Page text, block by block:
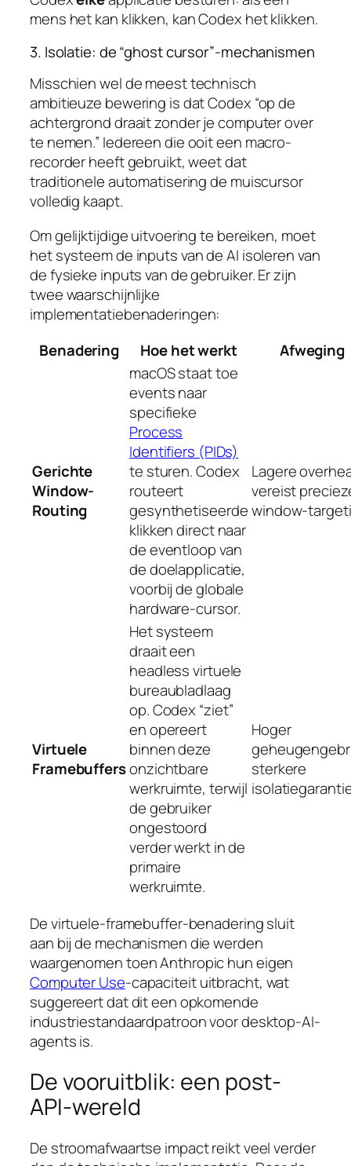
mens het kan klikken, kan Codex het klikken.
3. Isolatie: de “ghost cursor”-mechanismen
Misschien wel de meest technisch
ambitieuze bewering is dat Codex “op de
achtergrond draait zonder je computer over
te nemen.” Iedereen die ooit een macro-
recorder heeft gebruikt, weet dat
traditionele automatisering de muiscursor
volledig kaapt.
Om gelijktijdige uitvoering te bereiken, moet
het systeem de inputs van de AI isoleren van
de fysieke inputs van de gebruiker. Er zijn
twee waarschijnlijke
implementatiebenaderingen:
Benadering
Hoe het werkt Afweging
Gerichte
Window-
Routing
macOS staat toe
events naar
specifieke
Process
Identifiers (PIDs)
te sturen. Codex
routeert
gesynthetiseerde
klikken direct naar
de eventloop van
de doelapplicatie,
voorbij de globale
hardware-cursor.
Lagere
vereist
window-
Virtuele
Framebuffers
Het systeem
draait een
headless virtuele
bureaubladlaag
op. Codex “ziet”
en opereert
binnen deze
onzichtbare
werkruimte, terwijl
de gebruiker
ongestoord
verder werkt in de
primaire
werkruimte.
Hoger
sterkere
De virtuele-framebuffer-benadering sluit
aan bij de mechanismen die werden
waargenomen toen Anthropic hun eigen
Computer Use-capaciteit uitbracht, wat
suggereert dat dit een opkomende
industriestandaardpatroon voor desktop-AI-
agents is.
De vooruitblik: een post-
API-wereld
De stroomafwaartse impact reikt veel verder